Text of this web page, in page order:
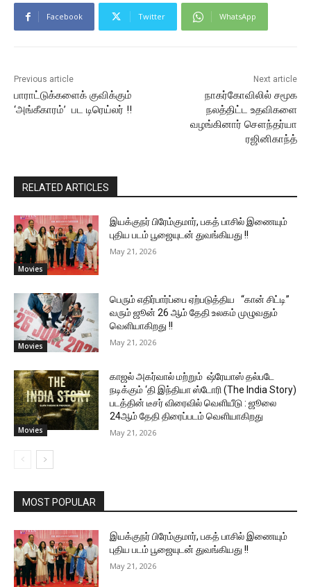
Facebook Twitter WhatsApp
Previous article
பாராட்டுக்களைக் குவிக்கும்
‘அங்கீகாரம்’ பட டிரெய்லர் !!
Next article
நாகர்கோவிலில் சமூக
நலத்திட்ட உதவிகளை
வழங்கினார் சௌந்தர்யா
ரஜினிகாந்த்
RELATED ARTICLES
Movies
இயக்குநர் பிரேம்குமார், பகத் பாசில் இணையும்
புதிய படம் பூஜையுடன் துவங்கியது !!
May 21, 2026
Movies
பெரும் எதிர்பார்ப்பை ஏற்படுத்திய “கான் சிட்டி”
வரும் ஜூன் 26 ஆம் தேதி உலகம் முழுவதும்
வெளியாகிறது !!
May 21, 2026
Movies
காஜல் அகர்வால் மற்றும் ஷ்ரேயாஸ் தல்படே
நடிக்கும் ‘தி இந்தியா ஸ்டோரி (The India Story)
படத்தின் டீசர் விரைவில் வெளியீடு : ஜூலை
24ஆம் தேதி திரைப்படம் வெளியாகிறது
May 21, 2026
MOST POPULAR
இயக்குநர் பிரேம்குமார், பகத் பாசில் இணையும்
புதிய படம் பூஜையுடன் துவங்கியது !!
May 21, 2026